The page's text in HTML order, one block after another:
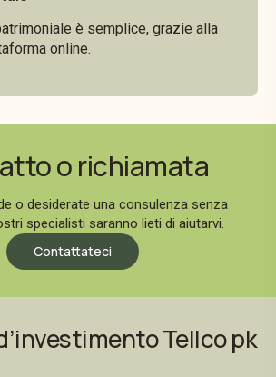
è semplice, grazie alla
online.
o richiamata
o desiderate una consulenza senza
specialisti saranno lieti di aiutarvi.
Contattateci
Tellco pk